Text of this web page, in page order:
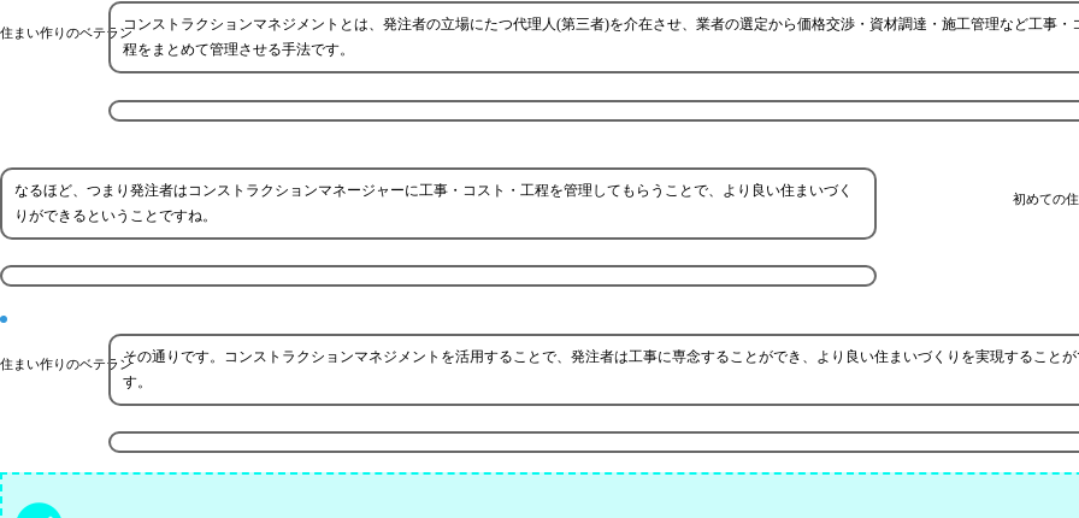
住まい作りのベテランコンストラクションマネジメントとは、発注者の立場にたつ代理人(第三者)を介在させ、業者の選定から価格交渉・資材調達・施工管理など工事・
程をまとめて管理させる手法です。
初めての
なるほど、つまり発注者はコンストラクションマネージャーに工事・コスト・工程を管理してもらうことで、より良い住まいづく
りができるということですね。
住まい作りのベテランその通りです。コンストラクションマネジメントを活用することで、発注者は工事に専念することができ、より良い住まいづくりを実現することが
す。